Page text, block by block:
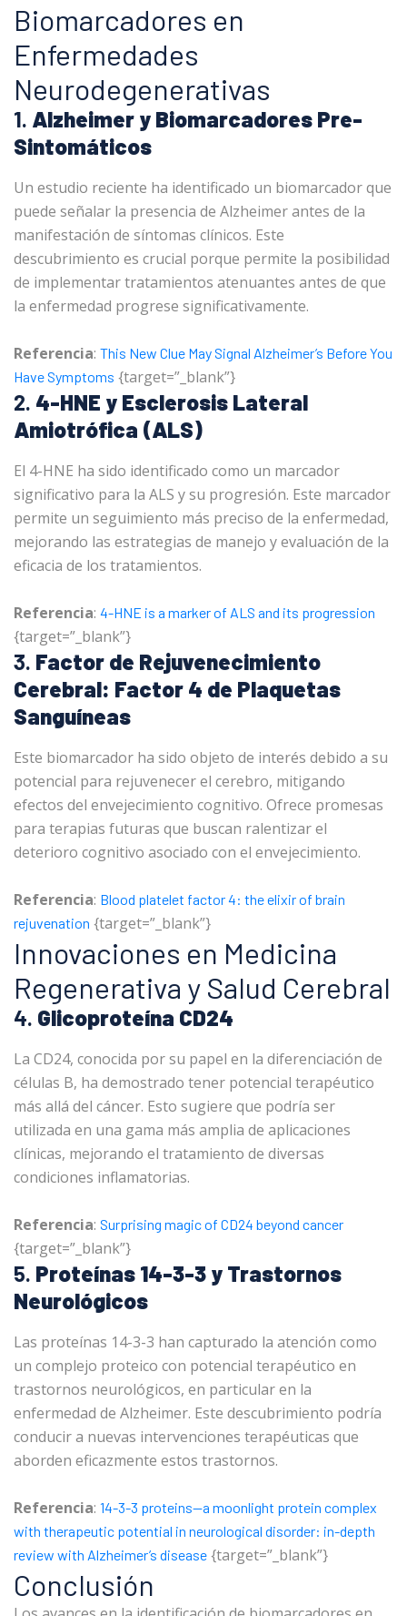
Biomarcadores en
Enfermedades
Neurodegenerativas
1. Alzheimer y Biomarcadores Pre-
Sintomáticos
Un estudio reciente ha identificado un biomarcador que
puede señalar la presencia de Alzheimer antes de la
manifestación de síntomas clínicos. Este
descubrimiento es crucial porque permite la posibilidad
de implementar tratamientos atenuantes antes de que
la enfermedad progrese significativamente.
Referencia: This New Clue May Signal Alzheimer’s Before You
Have Symptoms {target=”_blank”}
2. 4-HNE y Esclerosis Lateral
Amiotrófica (ALS)
El 4-HNE ha sido identificado como un marcador
significativo para la ALS y su progresión. Este marcador
permite un seguimiento más preciso de la enfermedad,
mejorando las estrategias de manejo y evaluación de la
eficacia de los tratamientos.
Referencia: 4-HNE is a marker of ALS and its progression
{target=”_blank”}
3. Factor de Rejuvenecimiento
Cerebral: Factor 4 de Plaquetas
Sanguíneas
Este biomarcador ha sido objeto de interés debido a su
potencial para rejuvenecer el cerebro, mitigando
efectos del envejecimiento cognitivo. Ofrece promesas
para terapias futuras que buscan ralentizar el
deterioro cognitivo asociado con el envejecimiento.
Referencia: Blood platelet factor 4: the elixir of brain
rejuvenation {target=”_blank”}
Innovaciones en Medicina
Regenerativa y Salud Cerebral
4. Glicoproteína CD24
La CD24, conocida por su papel en la diferenciación de
células B, ha demostrado tener potencial terapéutico
más allá del cáncer. Esto sugiere que podría ser
utilizada en una gama más amplia de aplicaciones
clínicas, mejorando el tratamiento de diversas
condiciones inflamatorias.
Referencia: Surprising magic of CD24 beyond cancer
{target=”_blank”}
5. Proteínas 14-3-3 y Trastornos
Neurológicos
Las proteínas 14-3-3 han capturado la atención como
un complejo proteico con potencial terapéutico en
trastornos neurológicos, en particular en la
enfermedad de Alzheimer. Este descubrimiento podría
conducir a nuevas intervenciones terapéuticas que
aborden eficazmente estos trastornos.
Referencia: 14-3-3 proteins—a moonlight protein complex
with therapeutic potential in neurological disorder: in-depth
review with Alzheimer’s disease {target=”_blank”}
Conclusión